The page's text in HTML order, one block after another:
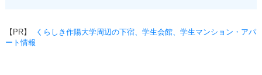
【PR】
くらしき作陽大学周辺の下宿、学生会館、学生マンション・アパ
ート情報